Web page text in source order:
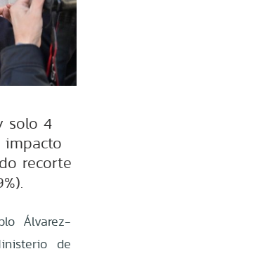
solo 4
impacto
recorte
Álvarez-
de